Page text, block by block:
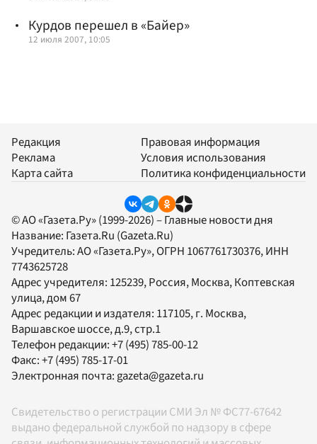
Курдов перешел в «Байер»
12 июля 2007, 10:05
Редакция
Реклама
Карта сайта
Правовая информация
Условия использования
Политика конфиденциальности
© АО «Газета.Ру» (1999-2026) – Главные новости дня
Название: Газета.Ru (Gazeta.Ru)
Учредитель:АО «Газета.Ру», ОГРН 1067761730376, ИНН
7743625728
Адрес учредителя: 125239, Россия, Москва, Коптевская
улица, дом 67
Адрес редакции и издателя: 117105, г. Москва,
Варшавское шоссе, д.9, стр.1
Телефон редакции:+7 (495) 785-00-12
Факс:+7 (495) 785-17-01
Электронная почта:gazeta@gazeta.ru
Свидетельство о регистрации СМИ Эл № ФС77-67642
выдано федеральной службой по надзору в сфере